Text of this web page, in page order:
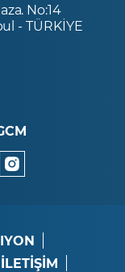
No:14
- TÜRKİYE
İLETİŞİM